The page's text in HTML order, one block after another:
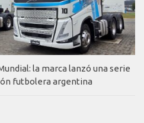
la marca lanzó una serie
futbolera argentina